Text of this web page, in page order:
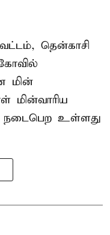
தென்காசி
மின்
மின்வாரிய
நடைபெற உள்ளது